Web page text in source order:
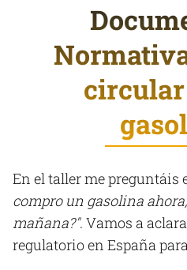
En el taller me preguntáis
compro un gasolina
mañana?". Vamos a
regulatorio en España